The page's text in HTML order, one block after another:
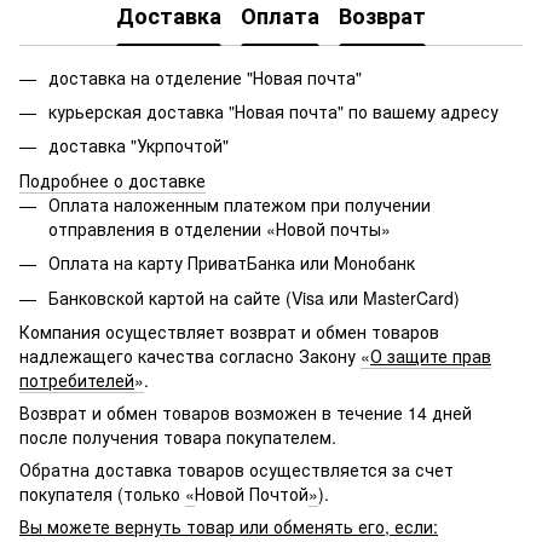
Доставка Оплата Возврат
доставка на отделение "Новая почта"
курьерская доставка "Новая почта" по вашему адресу
доставка "Укрпочтой"
Подробнее о доставке
Оплата наложенным платежом при получении
отправления в отделении «Новой почты»
Оплата на карту ПриватБанка или Монобанк
Банковской картой на сайте (Visa или MasterCard)
Компания осуществляет возврат и обмен товаров
надлежащего качества согласно Закону «О защите прав
потребителей».
Возврат и обмен товаров возможен в течение 14 дней
после получения товара покупателем.
Обратна доставка товаров осуществляется за счет
покупателя (только «Новой Почтой»).
Вы можете вернуть товар или обменять его, если: